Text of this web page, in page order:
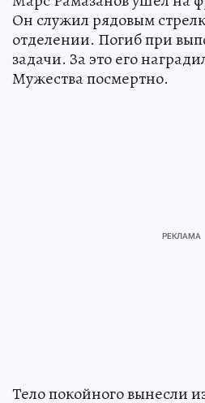
Он служил рядовым
отделении. Погиб при
задачи. За это его
Мужества посмертно.
Тело покойного вынесли